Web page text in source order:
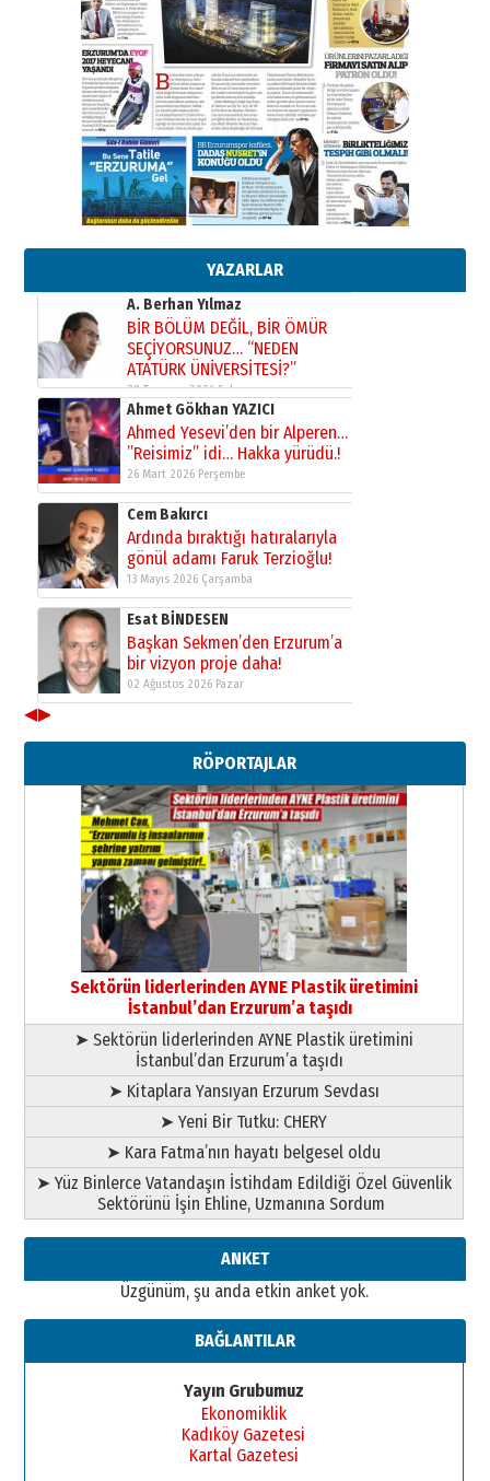
YAZARLAR
Erzurumspor’un köşe taşları
29 Haziran 2026 Pazartesi
Kenan GÜLERCİ
Murat Şahsuvaroğlu ERKON’da
çıtayı yukarı taşırken,
yönetimdekiler aşağı
çekmemeli!
17 Şubat 2026 SalıOrhan BOZKURT
Bir fotoğraf, bir şehir, bir
A. Berhan Yılmaz
BİR BÖLÜM DEĞİL, BİR ÖMÜR
SEÇİYORSUNUZ… “NEDEN
ATATÜRK ÜNİVERSİTESİ?”
28 Temmuz 2026 Salı
Ahmet Gökhan YAZICI
Ahmed Yesevi’den bir Alperen…
”Reisimiz” idi… Hakka yürüdü.!
26 Mart 2026 Perşembe
Cem Bakırcı
Ardında bıraktığı hatıralarıyla
gönül adamı Faruk Terzioğlu!
13 Mayıs 2026 Çarşamba
Esat BİNDESEN
Başkan Sekmen’den Erzurum’a
bir vizyon proje daha!
02 Ağustos 2026 Pazar
Erzurumspor’un köşe taşları
29 Haziran 2026 Pazartesi
Kenan GÜLERCİ
Murat Şahsuvaroğlu ERKON’da
çıtayı yukarı taşırken,
yönetimdekiler aşağı
çekmemeli!
17 Şubat 2026 SalıOrhan BOZKURT
Bir fotoğraf, bir şehir, bir
gazeteci… Dizginler kimin
elinde?
A. Berhan Yılmaz
BİR BÖLÜM DEĞİL, BİR ÖMÜR
SEÇİYORSUNUZ… “NEDEN
ATATÜRK ÜNİVERSİTESİ?”
28 Temmuz 2026 Salı
Ahmet Gökhan YAZICI
Ahmed Yesevi’den bir Alperen…
”Reisimiz” idi… Hakka yürüdü.!
26 Mart 2026 Perşembe
gönül adamı Faruk Terzioğlu!
bir vizyon proje daha!
02 Ağustos 2026 Pazar
◀▶
RÖPORTAJLAR
Sektörün liderlerinden AYNE Plastik üretimini
İstanbul’dan Erzurum’a taşıdı
➤ Sektörün liderlerinden AYNE Plastik üretimini
İstanbul’dan Erzurum’a taşıdı
➤ Kitaplara Yansıyan Erzurum Sevdası
➤ Yeni Bir Tutku: CHERY
➤ Kara Fatma’nın hayatı belgesel oldu
➤ Yüz Binlerce Vatandaşın İstihdam Edildiği Özel Güvenlik
Sektörünü İşin Ehline, Uzmanına Sordum
ANKET
Üzgünüm, şu anda etkin anket yok.
BAĞLANTILAR
Yayın Grubumuz
Ekonomiklik
Kadıköy Gazetesi
Kartal Gazetesi